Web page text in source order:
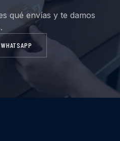
qué envías y te damos
WHATSAPP